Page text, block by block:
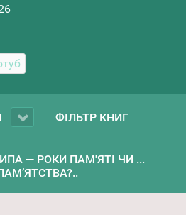
ФІЛЬТР КНИГ
— РОКИ ПАМ'ЯТІ ЧИ ...